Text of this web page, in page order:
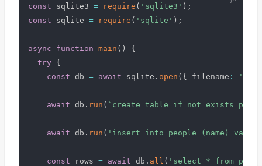
const sqlite3 = require ( 'sqlite3' ) ;
const sqlite = require ( 'sqlite' ) ;
async function main ( )
{
try
{
const db = await sqlite . open ( { filename : './
await db . run ( ` create table if not exists
await db . run ( 'insert into people (name)
const rows = await db . all ( 'select * from